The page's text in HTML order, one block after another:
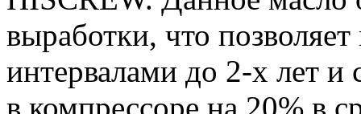
выработки, что
интервалами до 2-х лет и
в компрессоре на 20% в